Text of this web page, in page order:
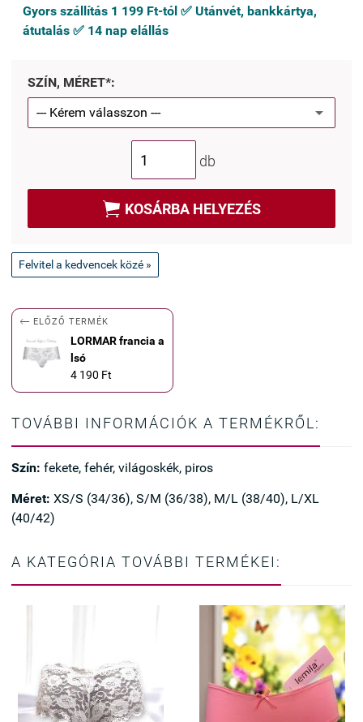
Gyors szállítás 1 199 Ft-tól ✅ Utánvét, bankkártya,
átutalás ✅ 14 nap elállás
SZÍN, MÉRET*:
db
 KOSÁRBA HELYEZÉS
Felvitel a kedvencek közé »
 ELŐZŐ TERMÉK
LORMAR francia a
lsó
4 190 Ft
TOVÁBBI INFORMÁCIÓK A TERMÉKRŐL:
Szín: fekete, fehér, világoskék, piros
Méret: XS/S (34/36), S/M (36/38), M/L (38/40), L/XL
(40/42)
A KATEGÓRIA TOVÁBBI TERMÉKEI: